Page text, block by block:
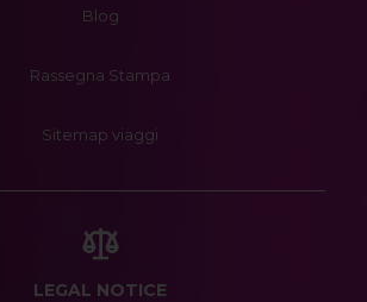
Blog
Rassegna Stampa
Sitemap viaggi
LEGAL NOTICE